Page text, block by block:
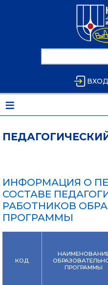
Перейти к основному
ВХОД
≡
ИНФОРМАЦИЯ О
СОСТАВЕ
РАБОТНИКОВ
ПРОГРАММЫ
КОД
ПРОГРАММЫ